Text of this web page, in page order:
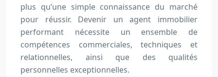
plus qu’une simple connaissance du marché
pour réussir. Devenir un agent immobilier
performant nécessite un ensemble de
compétences commerciales, techniques et
relationnelles, ainsi que des qualités
personnelles exceptionnelles.